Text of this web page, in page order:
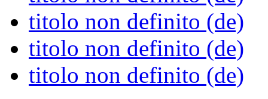
titolo non definito (de)
titolo non definito (de)
titolo non definito (de)